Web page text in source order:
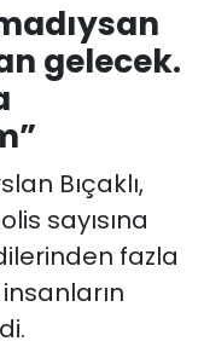
gelecek.
Bıçaklı,
sayısına
fazla